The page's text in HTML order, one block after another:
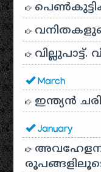
വില്ലുപാട്ട്.
March
ഇന്ത്യൻ
January